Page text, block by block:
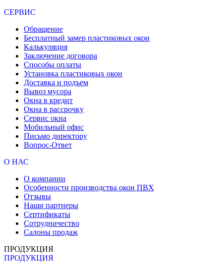
СЕРВИС
Обращение
Бесплатный замер пластиковых окон
Калькуляция
Заключение договора
Способы оплаты
Установка пластиковых окон
Доставка и подъем
Вывоз мусора
Окна в кредит
Окна в рассрочку
Сервис окна
Мобильный офис
Письмо директору
Вопрос-Ответ
О НАС
О компании
Особенности производства окон ПВХ
Отзывы
Наши партнеры
Сертификаты
Сотрудничество
Салоны продаж
ПРОДУКЦИЯ
ПРОДУКЦИЯ